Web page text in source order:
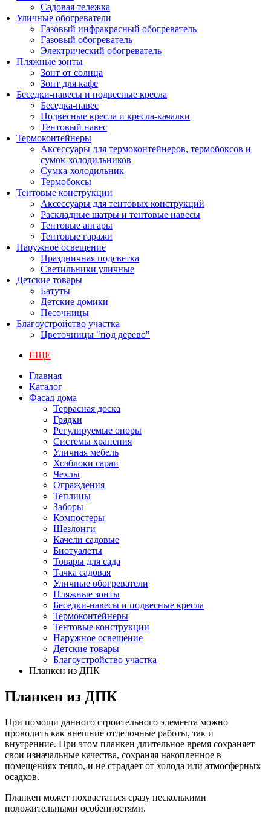
Садовая тележка
Уличные обогреватели
Газовый инфракрасный обогреватель
Газовый обогреватель
Электрический обогреватель
Пляжные зонты
Зонт от солнца
Зонт для кафе
Беседки-навесы и подвесные кресла
Беседка-навес
Подвесные кресла и кресла-качалки
Тентовый навес
Термоконтейнеры
Аксессуары для термоконтейнеров, термобоксов и
сумок-холодильников
Сумка-холодильник
Термобоксы
Тентовые конструкции
Аксессуары для тентовых конструкций
Раскладные шатры и тентовые навесы
Тентовые ангары
Тентовые гаражи
Наружное освещение
Праздничная подсветка
Светильники уличные
Детские товары
Батуты
Детские домики
Песочницы
Благоустройство участка
Цветочницы "под дерево"
ЕЩЕ
Главная
Каталог
Фасад дома
Террасная доска
Грядки
Регулируемые опоры
Системы хранения
Уличная мебель
Хозблоки сараи
Чехлы
Ограждения
Теплицы
Заборы
Компостеры
Шезлонги
Качели садовые
Биотуалеты
Товары для сада
Тачка садовая
Уличные обогреватели
Пляжные зонты
Беседки-навесы и подвесные кресла
Термоконтейнеры
Тентовые конструкции
Наружное освещение
Детские товары
Благоустройство участка
Планкен из ДПК
Планкен из ДПК
При помощи данного строительного элемента можно
проводить как внешние отделочные работы, так и
внутренние. При этом планкен длительное время сохраняет
свои изначальные качества, сохраняя накопленное в
помещениях тепло, и не страдает от холода или атмосферных
осадков.
Планкен может похвастаться сразу несколькими
положительными особенностями.